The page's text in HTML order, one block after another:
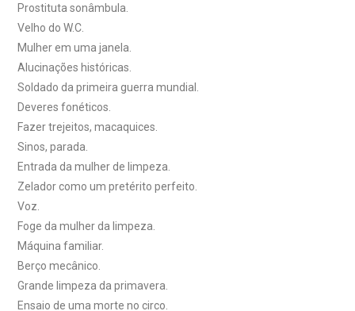
Prostituta sonâmbula.
Velho do W.C.
Mulher em uma janela.
Alucinações históricas.
Soldado da primeira guerra mundial.
Deveres fonéticos.
Fazer trejeitos, macaquices.
Sinos, parada.
Entrada da mulher de limpeza.
Zelador como um pretérito perfeito.
Voz.
Foge da mulher da limpeza.
Máquina familiar.
Berço mecânico.
Grande limpeza da primavera.
Ensaio de uma morte no circo.